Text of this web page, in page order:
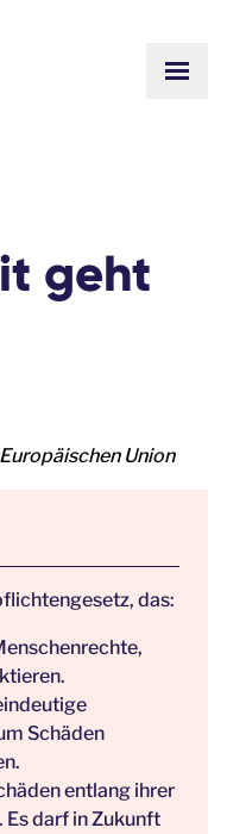
geht
Union
das:
Schäden
entlang ihrer
darf in Zukunft